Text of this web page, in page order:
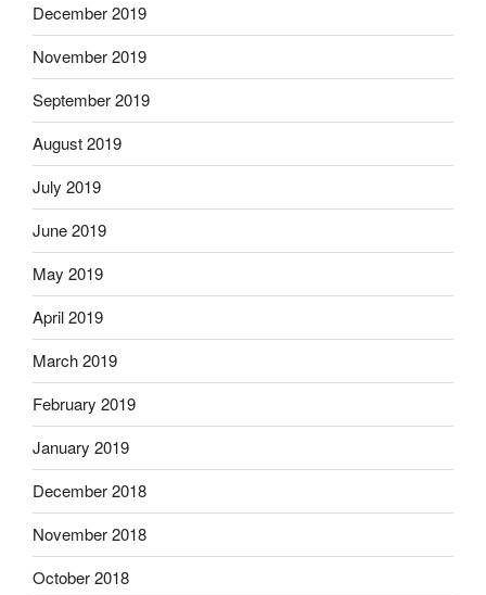
December 2019
November 2019
September 2019
August 2019
July 2019
June 2019
May 2019
April 2019
March 2019
February 2019
January 2019
December 2018
November 2018
October 2018